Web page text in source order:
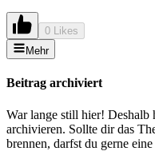
0 Likes
Mehr
Beitrag archiviert
War lange still hier! Deshalb
archivieren. Sollte dir das
brennen, darfst du gerne